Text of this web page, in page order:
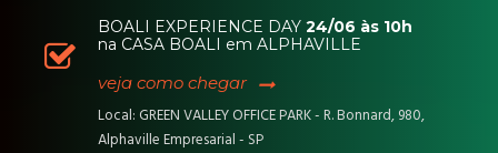
BOALI EXPERIENCE DAY 24/06 às 10h
na CASA BOALI em ALPHAVILLE
veja como chegar
Local: GREEN VALLEY OFFICE PARK - R. Bonnard, 980,
Alphaville Empresarial - SP